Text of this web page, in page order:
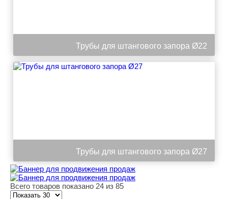
Трубы для штангового запора Ø22
Трубы для штангового запора Ø27
Всего товаров показано 24 из 85